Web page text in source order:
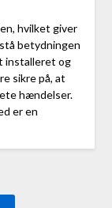
hvilket giver
betydningen
installeret og
sikre på, at
hændelser.
er en